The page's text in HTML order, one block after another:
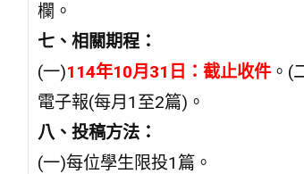
欄。
七、相關期程：
(一)114年10月31日：截止收件。(
電子報(每月1至2篇)。
八、投稿方法：
(一)每位學生限投1篇。